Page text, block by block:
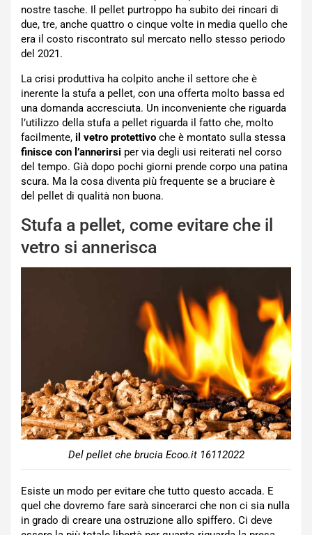
nostre tasche. Il pellet purtroppo ha subito dei rincari di
due, tre, anche quattro o cinque volte in media quello che
era il costo riscontrato sul mercato nello stesso periodo
del 2021.
La crisi produttiva ha colpito anche il settore che è
inerente la stufa a pellet, con una offerta molto bassa ed
una domanda accresciuta. Un inconveniente che riguarda
l’utilizzo della stufa a pellet riguarda il fatto che, molto
facilmente, il vetro protettivo che è montato sulla stessa
finisce con l’annerirsi per via degli usi reiterati nel corso
del tempo. Già dopo pochi giorni prende corpo una patina
scura. Ma la cosa diventa più frequente se a bruciare è
del pellet di qualità non buona.
Stufa a pellet, come evitare che il
vetro si annerisca
Del pellet che brucia Ecoo.it 16112022
Esiste un modo per evitare che tutto questo accada. E
quel che dovremo fare sarà sincerarci che non ci sia nulla
in grado di creare una ostruzione allo spiffero. Ci deve